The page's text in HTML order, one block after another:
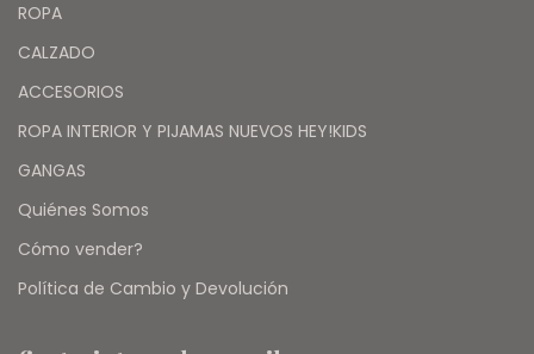
ROPA
CALZADO
ACCESORIOS
ROPA INTERIOR Y PIJAMAS NUEVOS HEY!KIDS
GANGAS
Quiénes Somos
Cómo vender?
Política de Cambio y Devolución